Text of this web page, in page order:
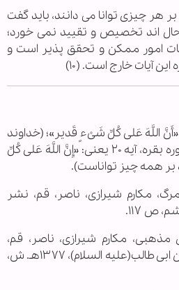
بر هر چیزی توانا می ‌دانند، باید گفت
محال اند تخصیص و تقیید نمی خورد؛
امور ممکن و تحقق پذیر است و
آیات خارج است. (۱۰)
آیه ۱۲ یعنی: «أَنَّ اللَّهَ عَلی‌ کُلِّ شَیْ‌ءٍ قَدیر»؛ (خداوند
بر همه چیز تواناست) و سوره بقره، آیه ۲۰ یعنی: «إِنَّ اللَّهَ عَلی‌ کُلِّ
بر همه چیز تواناست).
مکارم شیرازی، ناصر، قم، نشر
مکارم شیرازی، ناصر، قم،
انتشارات مدرسه امام علی بن ابی طالب(علیه السلام)، ۱۳۷۷هـ. ش،